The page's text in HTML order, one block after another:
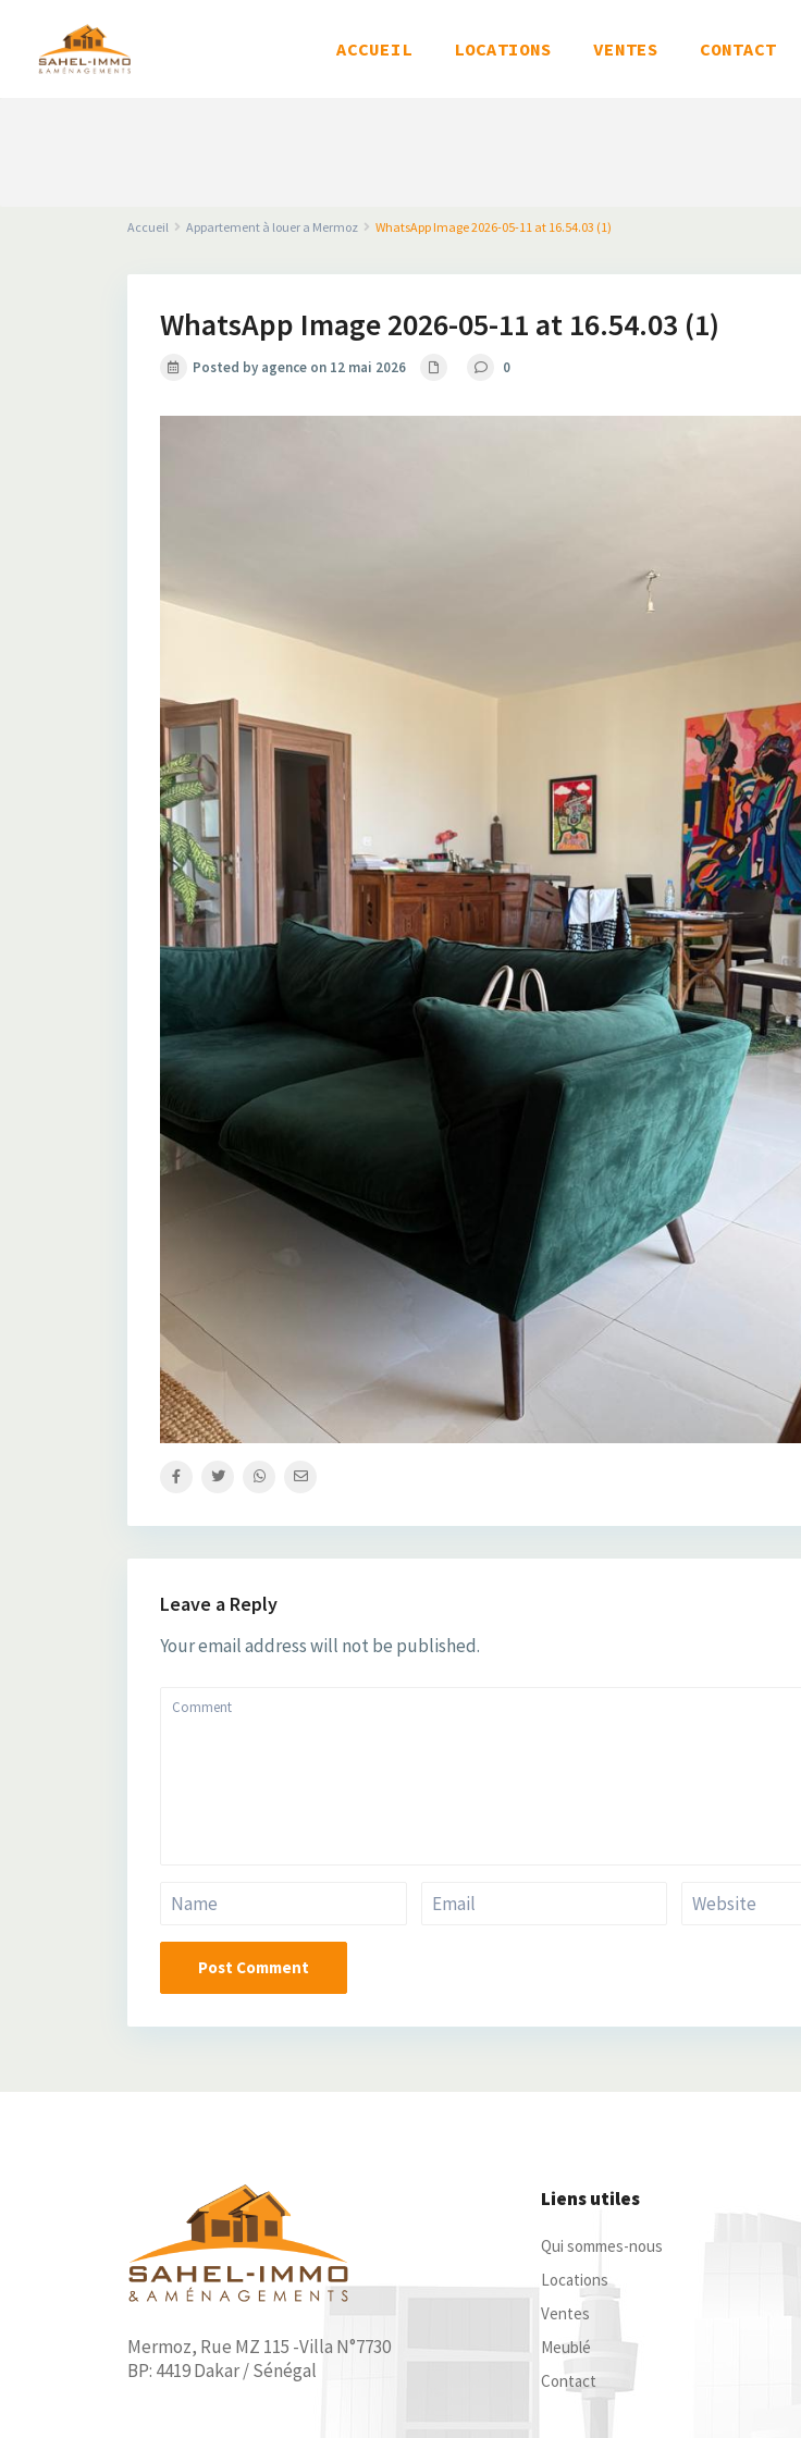
ACCUEIL LOCATIONS VENTES CONTACT
Accueil Appartement à louer a Mermoz WhatsApp Image 2026-05-11 at 16.54.03 (1)
WhatsApp Image 2026-05-11 at 16.54.03 (1)
Posted by agence on 12 mai 2026 0
Leave a Reply
Your email address will not be published.
Mermoz, Rue MZ 115 -Villa N°7730
BP: 4419 Dakar / Sénégal
Liens utiles
Qui sommes-nous
Locations
Ventes
Meublé
Contact